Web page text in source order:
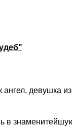
девушка
в